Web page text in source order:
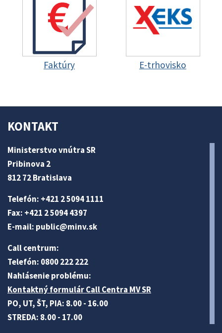
Faktúry E-trhovisko
KONTAKT
Ministerstvo vnútra SR
Pribinova 2
812 72 Bratislava
Telefón: +421 2 5094 1111
Fax: +421 2 5094 4397
E-mail: public@minv.sk
Call centrum:
Telefón: 0800 222 222
Nahlásenie problému:
Kontaktný formulár Call Centra MV SR
PO, UT, ŠT, PIA: 8.00 - 16.00
STREDA: 8.00 - 17.00